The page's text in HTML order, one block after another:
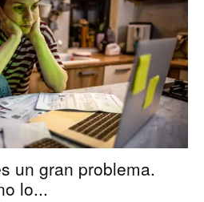
un gran problema.
lo...